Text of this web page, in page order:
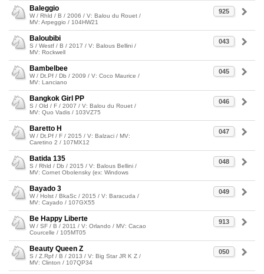
925
Baleggio
W / Rhld / B / 2006 / V: Balou du Rouet /
MV: Arpeggio / 104HW21
043
Baloubibi
S / Westf / B / 2017 / V: Balous Bellini /
MV: Rockwell
045
Bambelbee
W / Dt.Pf / Db / 2009 / V: Coco Maurice /
MV: Lanciano
046
Bangkok Girl PP
S / Old / F / 2007 / V: Balou du Rouet /
MV: Quo Vadis / 103VZ75
047
Baretto H
W / Dt.Pf / F / 2015 / V: Balzaci / MV:
Caretino 2 / 107MX12
048
Batida 135
S / Rhld / Db / 2015 / V: Balous Bellini /
MV: Cornet Obolensky (ex: Windows
049
Bayado 3
W / Holst / BkaSc / 2015 / V: Baracuda /
MV: Cayado / 107GX55
913
Be Happy Liberte
W / SF / B / 2011 / V: Orlando / MV: Cacao
Courcelle / 105MT05
050
Beauty Queen Z
S / Z.Rpf / B / 2013 / V: Big Star JR K Z /
MV: Clinton / 107QP34